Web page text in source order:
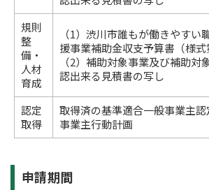
規則
整
備・
人材
育成
（1）渋川市誰もが働きやすい
援事業補助金収支予算書（様式
（2）補助対象事業及び補助対
認出来る見積書の写し
認定
取得
取得済の基準適合一般事業主
事業主行動計画
申請期間